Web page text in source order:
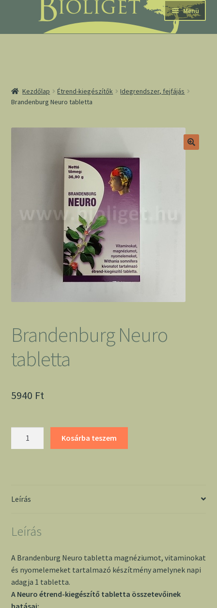
navigációhoz
tartalomba
Menü
Kezdőlap Étrend-kiegészítők
Idegrendszer, fejfájás
Brandenburg Neuro tabletta
Brandenburg Neuro
tabletta
5940 Ft
Kosárba teszem
Leírás
Leírás
A Brandenburg Neuro tabletta magnéziumot, vitaminokat
és nyomelemeket tartalmazó készítmény amelynek napi
adagja 1 tabletta.
A Neuro étrend-kiegészítő tabletta összetevőinek